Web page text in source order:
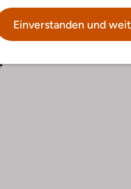
Einverstanden und
Nicht in den Trockner
Chemisch Reinigen